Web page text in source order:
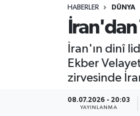
HABERLER DÜNYA
İran'ın dinî
Ekber
zirvesinde
08.07.2026 - 20:03
YAYINLANMA